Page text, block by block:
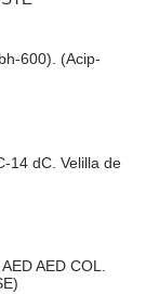
600). (Acip-
14 dC. Velilla de
AED COL.